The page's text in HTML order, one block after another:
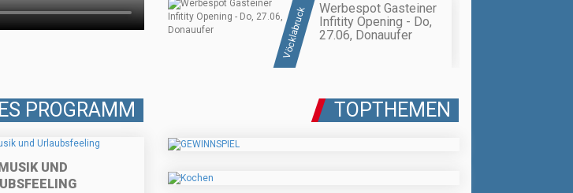
Vöcklabruck
Werbespot Gasteiner
Infitity Opening - Do,
27.06, Donauufer
PROGRAMM
UND
TOPTHEMEN